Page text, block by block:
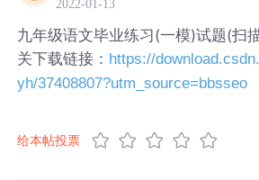
2022-01-13
九年级语文毕业练习(一模)试题(扫
关下载链接： https://
yh/37408807?utm_source=bbsseo
给本帖投票